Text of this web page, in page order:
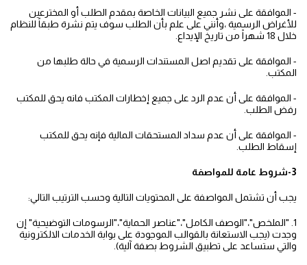
- الموافقة على نشر جميع البيانات الخاصة بمقدم الطلب أو المخترعين
للأغراض الرسمية ،وأنني على علم بأن الطلب سوف يتم نشرة طبقاً للنظام
خلال 18 شهراً من تاريخ الإيداع.
- الموافقة على تقديم اصل المستندات الرسمية في حالة طلبها من
المكتب.
- الموافقة على أن عدم الرد على جميع إخطارات المكتب فانه يحق للمكتب
رفض الطلب.
- الموافقة على أن عدم سداد المستحقات المالية فإنه يحق للمكتب
إسقاط الطلب.
3-شروط عامة للمواصفة
يجب أن تشتمل المواصفة على المحتويات التالية وحسب الترتيب التالي:
1. "الملخص"،"الوصف الكامل"،"عناصر الحماية"،"الرسومات التوضيحية" إن
وجدت (يجب الاستعانة بالقوالب الموجودة على بوابة الخدمات الالكترونية
والتي ستساعد على تطبيق الشروط بصفة آلية).